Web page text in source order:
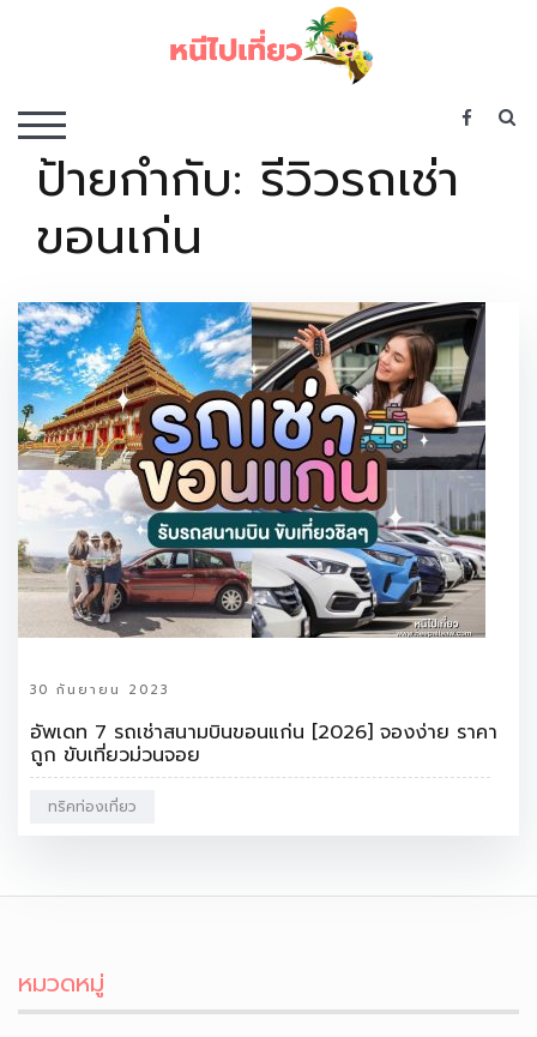
TOGGLE MOBILE MENU
ป้ายกำกับ: รีวิวรถเช่า
ขอนเก่น
30 กันยายน 2023
อัพเดท 7 รถเช่าสนามบินขอนแก่น [2026] จองง่าย ราคา
ถูก ขับเที่ยวม่วนจอย
ทริคท่องเที่ยว
หมวดหมู่